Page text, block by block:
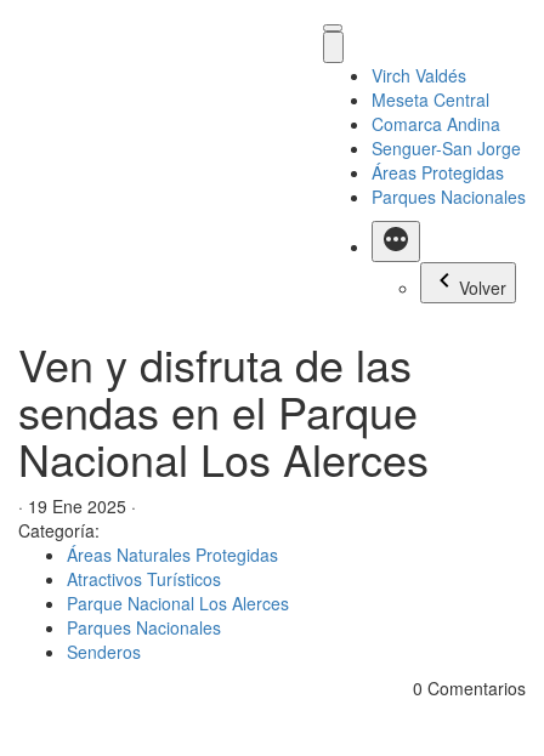
Virch Valdés
Meseta Central
Comarca Andina
Senguer-San Jorge
Áreas Protegidas
Parques Nacionales
Más
Volver
Ven y disfruta de las
sendas en el Parque
Nacional Los Alerces
· 19 Ene 2025 ·
Categoría:
Áreas Naturales Protegidas
Atractivos Turísticos
Parque Nacional Los Alerces
Parques Nacionales
Senderos
0 Comentarios